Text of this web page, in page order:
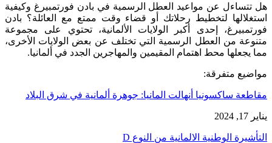
هل تتساءل عن مواعيد العطل الرسمية في بادن فورتمبيرغ وكيفية
استغلالها لتخطيط رحلاتك أو قضاء وقت ممتع مع العائلة؟ بادن
فورتمبيرغ، إحدى أكبر الولايات الألمانية، تحتوي على مجموعة
متنوعة من العطل الرسمية التي تختلف عن بعض الولايات الأخرى،
مما يجعلها محط اهتمام المقيمين والمهاجرين الجدد في ألمانيا.
مواضيع متفرقة:
مقاطعة ساكسونيا أنهالت المانيا: جوهرة ألمانية في شرق البلاد
يناير 17, 2024
التأشيرة الوطنية الالمانية من النوع D